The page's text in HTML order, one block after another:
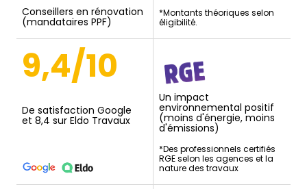
Conseillers en rénovation
(mandataires PPF)
*Montants théoriques selon
éligibilité.
9,4/10
De satisfaction Google
et 8,4 sur Eldo Travaux
Un impact
environnemental positif
(moins d'énergie, moins
d'émissions)
*Des professionnels certifiés
RGE selon les agences et la
nature des travaux